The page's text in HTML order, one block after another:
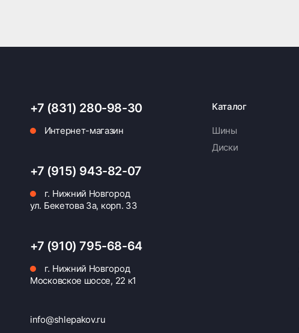
+7 (831) 280-98-30
Интернет-магазин
+7 (915) 943-82-07
г. Нижний Новгород
ул. Бекетова 3а, корп. 33
+7 (910) 795-68-64
г. Нижний Новгород
Московское шоссе, 22 к1
info@shlepakov.ru
Каталог
Шины
Диски